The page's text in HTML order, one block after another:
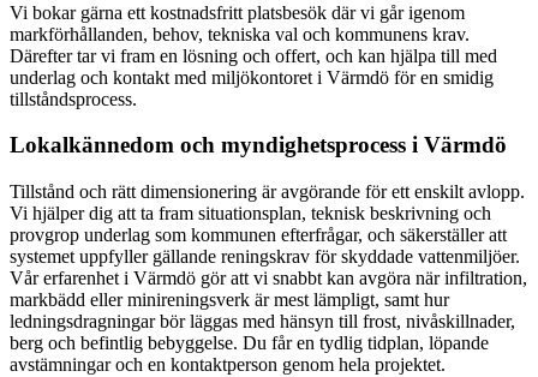
Vi bokar gärna ett kostnadsfritt platsbesök där vi går igenom
markförhållanden, behov, tekniska val och kommunens krav.
Därefter tar vi fram en lösning och offert, och kan hjälpa till med
underlag och kontakt med miljökontoret i Värmdö för en smidig
tillståndsprocess.
Lokalkännedom och myndighetsprocess i Värmdö
Tillstånd och rätt dimensionering är avgörande för ett enskilt avlopp.
Vi hjälper dig att ta fram situationsplan, teknisk beskrivning och
provgrop underlag som kommunen efterfrågar, och säkerställer att
systemet uppfyller gällande reningskrav för skyddade vattenmiljöer.
Vår erfarenhet i Värmdö gör att vi snabbt kan avgöra när infiltration,
markbädd eller minireningsverk är mest lämpligt, samt hur
ledningsdragningar bör läggas med hänsyn till frost, nivåskillnader,
berg och befintlig bebyggelse. Du får en tydlig tidplan, löpande
avstämningar och en kontaktperson genom hela projektet.